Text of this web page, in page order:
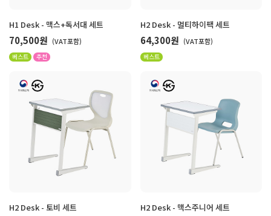
H1 Desk - 맥스+독서대 세트
70,500원 (VAT포함)
베스트 추천
H2 Desk - 멀티하이팩 세트
64,300원 (VAT포함)
베스트
H2 Desk - 토비 세트 H2 Desk - 맥스주니어 세트